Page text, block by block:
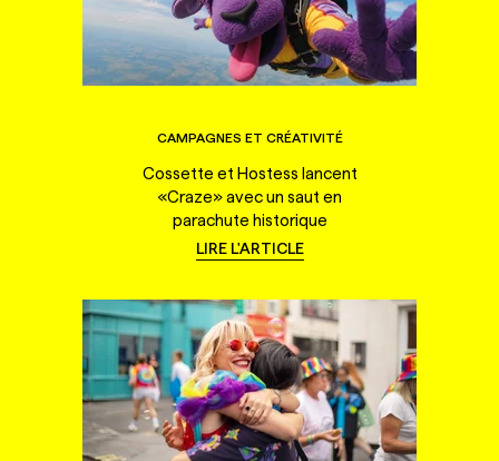
CAMPAGNES ET CRÉATIVITÉ
Cossette et Hostess lancent
«Craze» avec un saut en
parachute historique
LIRE L'ARTICLE